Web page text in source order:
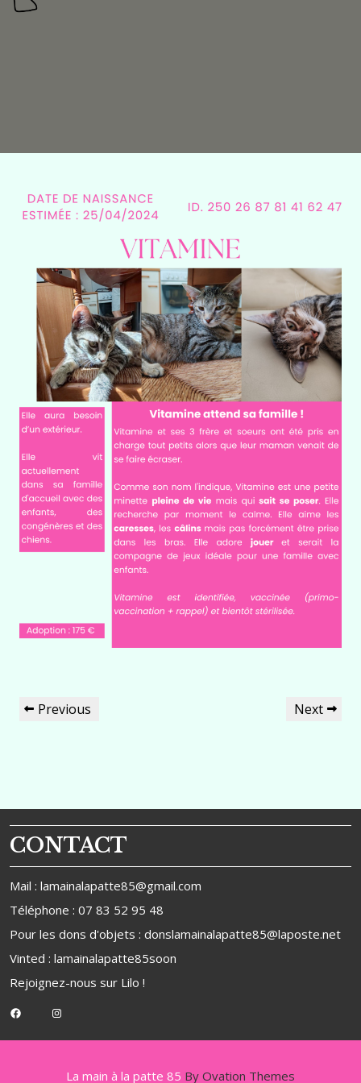
de
Previous
Previous
Next
Next
CONTACT
Mail : lamainalapatte85@gmail.com
Téléphone : 07 83 52 95 48
Pour les dons d'objets : donslamainalapatte85@laposte.net
Vinted : lamainalapatte85soon
Rejoignez-nous sur Lilo !
FacebookInstagram
La main à la patte 85 By Ovation Themes